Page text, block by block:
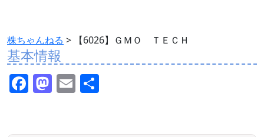
株ちゃんねる > 【6026】ＧＭＯ ＴＥＣＨ
基本情報
F M E